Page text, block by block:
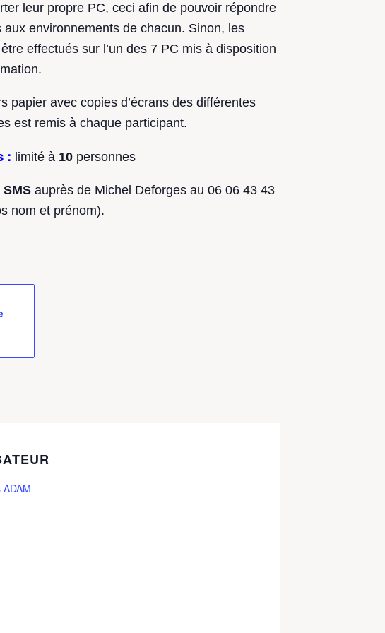
leur propre PC, ceci afin de pouvoir répondre
aux environnements de chacun. Sinon, les
effectués sur l’un des 7 PC mis à disposition
papier avec copies d’écrans des différentes
est remis à chaque participant.
: limité à 10 personnes
SMS auprès de Michel Deforges au 06 06 43 43
nom et prénom).